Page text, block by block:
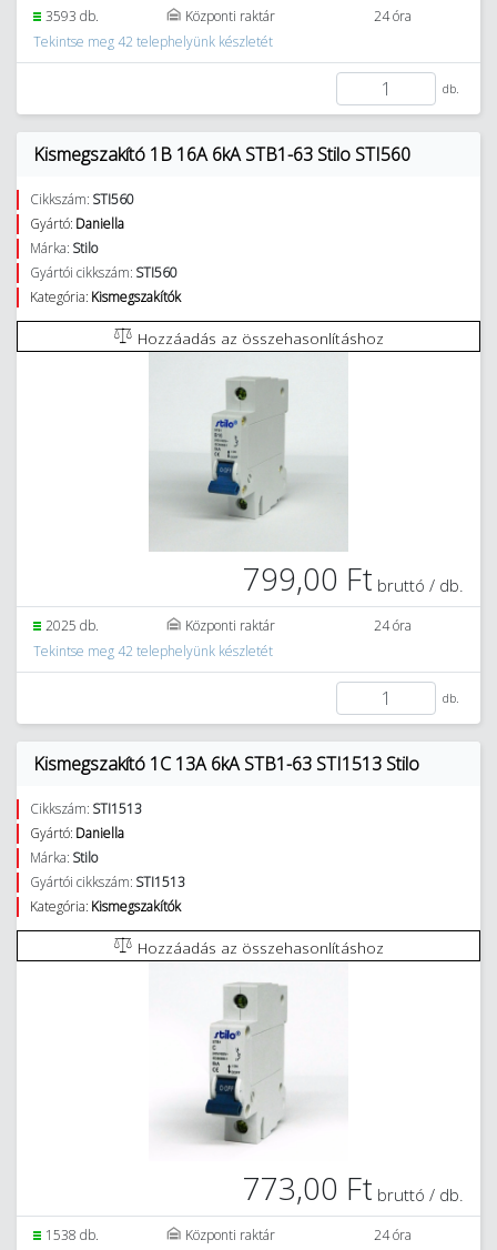
3593 db. Központi raktár
24 óra
Tekintse meg 42 telephelyünk készletét
db.
Kismegszakító 1B 16A 6kA STB1-63 Stilo STI560
Cikkszám: STI560
Gyártó: Daniella
Márka: Stilo
Gyártói cikkszám: STI560
Kategória: Kismegszakítók
Hozzáadás az összehasonlításhoz
799,00 Ft bruttó / db.
2025 db. Központi raktár
24 óra
Tekintse meg 42 telephelyünk készletét
db.
Kismegszakító 1C 13A 6kA STB1-63 STI1513 Stilo
Cikkszám: STI1513
Gyártó: Daniella
Márka: Stilo
Gyártói cikkszám: STI1513
Kategória: Kismegszakítók
Hozzáadás az összehasonlításhoz
773,00 Ft bruttó / db.
1538 db. Központi raktár
24 óra